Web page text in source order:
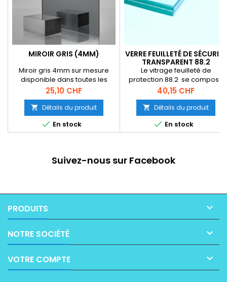
MIROIR GRIS (4MM)
Miroir gris 4mm sur mesure
disponible dans toutes les
formes dimension maximum
2500mm / 2500mm
Prix
25,10 CHF
 Détails du produit
 En stock
VERRE FEUILLETÉ DE SÉCURITÉ
TRANSPARENT 88.2
Le vitrage feuilleté de
protection 88.2 se compose
de 2 verres float 8mm
assemblé avec film PVB
0.76mm épaisseur total :
16.76mm grandeur du plateau :
6000mm / 3021mm Achat
,vente ,fabrication
suisse de verre feuilleté sur
Prix
40,15 CHF
 Détails du produit
 En stock
Suivez-nous sur Facebook
PRODUITS 
NOTRE SOCIÉTÉ 
VOTRE COMPTE 